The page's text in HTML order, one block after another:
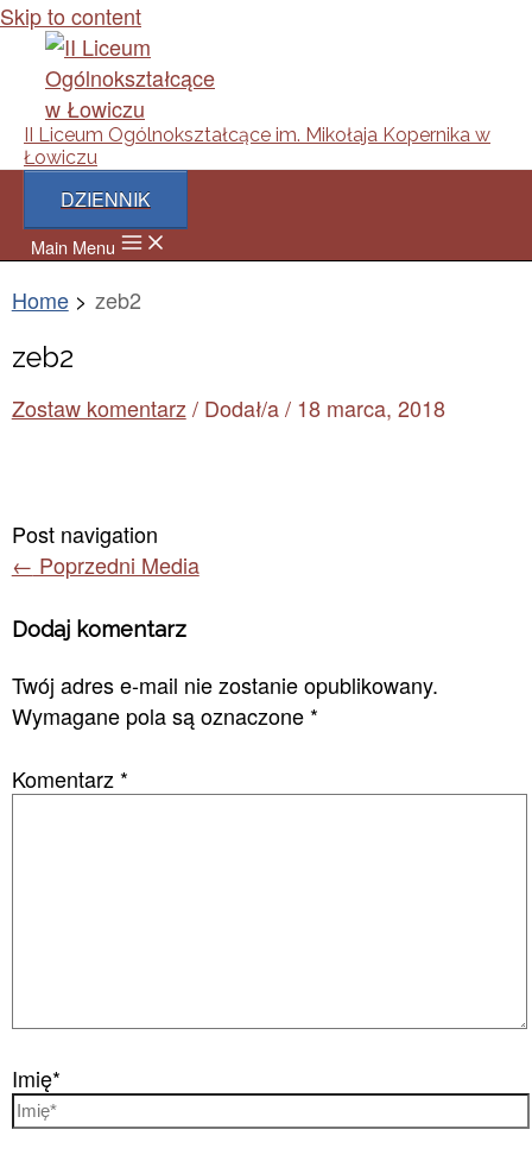
Skip to content
II Liceum Ogólnokształcące im. Mikołaja Kopernika w
Łowiczu
DZIENNIK
Main Menu
Home zeb2
zeb2
Zostaw komentarz / Dodał/a / 18 marca, 2018
Post navigation
← Poprzedni Media
Dodaj komentarz
Twój adres e-mail nie zostanie opublikowany.
Wymagane pola są oznaczone *
Komentarz *
Imię*